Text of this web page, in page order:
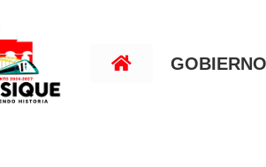
GOBIERNO